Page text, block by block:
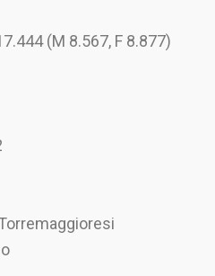
(M 8.567, F 8.877)